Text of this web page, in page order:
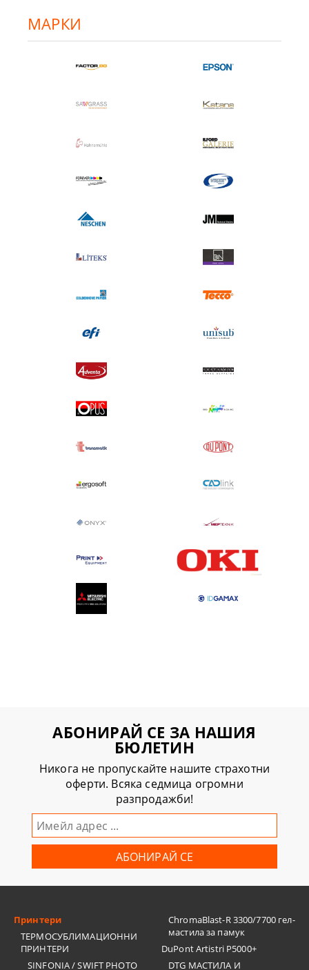
МАРКИ
АБОНИРАЙ СЕ ЗА НАШИЯ
БЮЛЕТИН
Никога не пропускайте нашите страхотни
оферти. Всяка седмица огромни
разпродажби!
Принтери
ТЕРМОСУБЛИМАЦИОННИ
ПРИНТЕРИ
SINFONIA / SWIFT PHOTO
ChromaBlast-R 3300/7700 гел-
мастила за памук
DuPont Artistri P5000+
DTG МАСТИЛА И